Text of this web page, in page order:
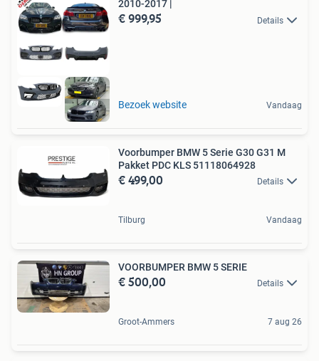
2010-2017 |
€ 999,95 Details
Bezoek website Vandaag
Voorbumper BMW 5 Serie G30 G31 M
Pakket PDC KLS 51118064928
€ 499,00 Details
Tilburg Vandaag
VOORBUMPER BMW 5 SERIE
€ 500,00 Details
Groot-Ammers 7 aug 26